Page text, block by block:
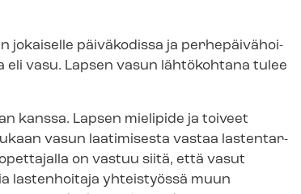
jokaiselle päiväkodissa ja per­he­päi­vä­hoi­
vasu. Lapsen vasun lähtökohtana tulee
kanssa. Lapsen mielipide ja toiveet
vasun laatimisesta vastaa las­ten­tar­
on vastuu siitä, että vasut
lastenhoitaja yhteistyössä muun